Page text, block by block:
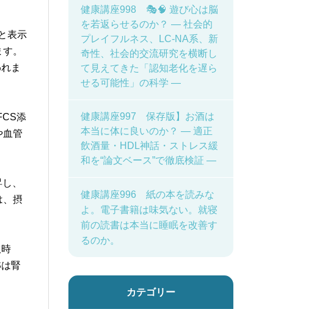
表示
。
ま
添
血管
、
、摂
腎
健康講座998 🎭🧠 遊び心は脳
を若返らせるのか？ ― 社会的
プレイフルネス、LC-NA系、新
奇性、社会的交流研究を横断し
て見えてきた「認知老化を遅ら
せる可能性」の科学 ―
健康講座997 保存版】お酒は
本当に体に良いのか？ ― 適正
飲酒量・HDL神話・ストレス緩
和を“論文ベース”で徹底検証 ―
健康講座996 紙の本を読みな
よ。電子書籍は味気ない。就寝
前の読書は本当に睡眠を改善す
るのか。
カテゴリー